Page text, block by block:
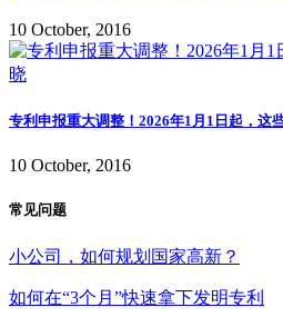
10 October, 2016
专利申报重大调整！2026年1月1日起，这
10 October, 2016
常见问题
小公司，如何规划国家高新？
如何在“3个月”快速拿下发明专利